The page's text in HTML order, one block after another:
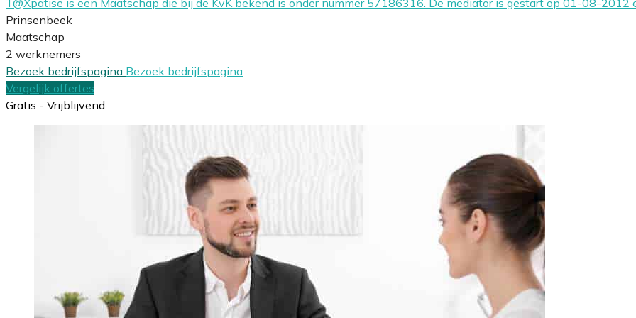
Prinsenbeek
Maatschap
2 werknemers
Bezoek bedrijfspagina Bezoek bedrijfspagina
Vergelijk offertes
Gratis - Vrijblijvend